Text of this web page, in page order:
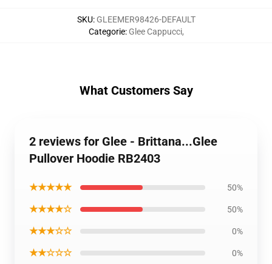
SKU: GLEEMER98426-DEFAULT
Categorie: Glee Cappucci,
What Customers Say
2 reviews for Glee - Brittana...Glee
Pullover Hoodie RB2403
★★★★★ 50%
★★★★☆ 50%
★★★☆☆ 0%
★★☆☆☆ 0%